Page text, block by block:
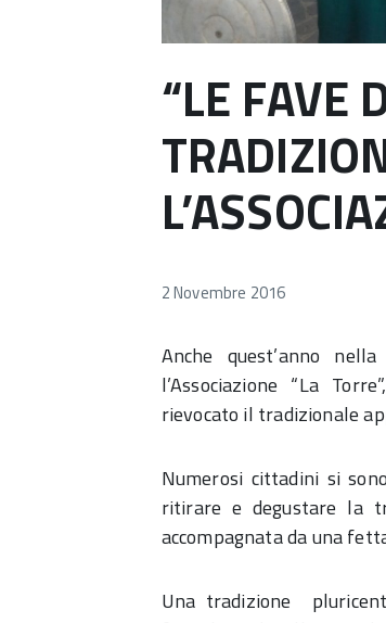
“LE FAVE
2 Novembre 2016
Anche quest’anno
l’Associazione “La
rievocato il tradizionale
Numerosi cittadini si
ritirare e degustare la
accompagnata da una
Una tradizione